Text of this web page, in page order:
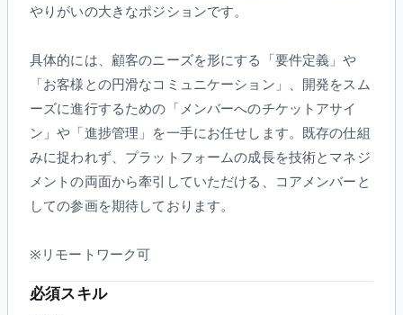
やりがいの大きなポジションです。
具体的には、顧客のニーズを形にする「要件定義」や
「お客様との円滑なコミュニケーション」、開発をスム
ーズに進行するための「メンバーへのチケットアサイ
ン」や「進捗管理」を一手にお任せします。既存の仕組
みに捉われず、プラットフォームの成長を技術とマネジ
メントの両面から牽引していただける、コアメンバーと
しての参画を期待しております。
※リモートワーク可
必須スキル